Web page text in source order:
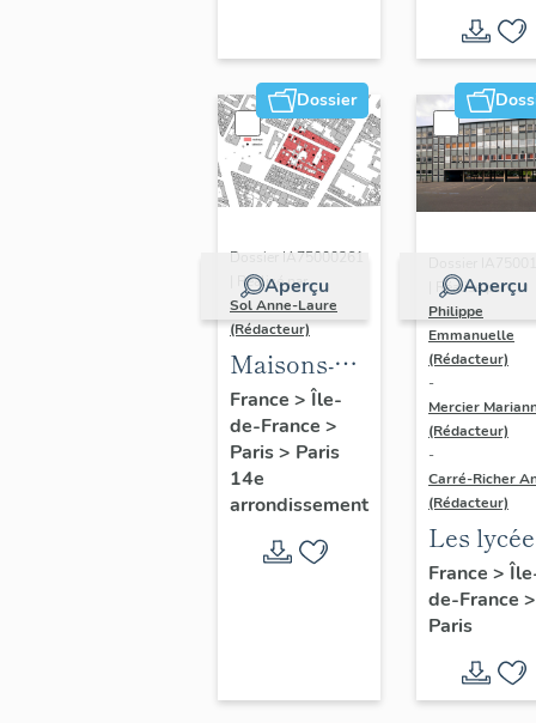
Dossier
Aperçu
Dossier IA75000261
| Réalisé par
Sol Anne-Laure
(Rédacteur)
Maisons-
immeubles
France > Île-
de-France >
Paris> Paris
14e
arrondissement
Aperçu
| Réalisé par
Philippe
Emmanuelle
(Rédacteur)
-
Mercier
(Rédacteur)
-
Carré-Richer
(Rédacteur)
Les
Jean-
Dondel
Roger
Dhuit
France >
de-France >
Paris